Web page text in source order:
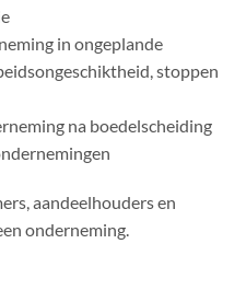
in ongeplande
stoppen
na boedelscheiding
aandeelhouders en
onderneming.